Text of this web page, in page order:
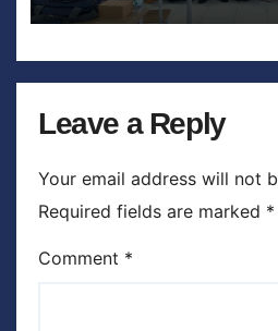
Leave a Reply
Your email address will not
Required fields are marked *
Comment *